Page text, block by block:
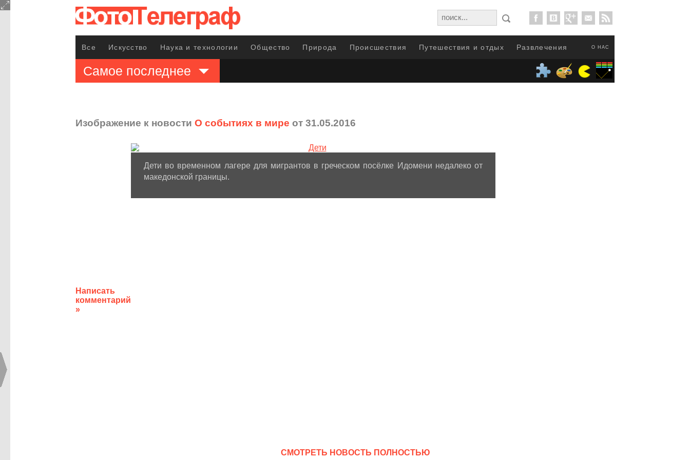
О НАС
Все Искусство Наука и технологии Общество Природа Происшествия Путешествия и отдых Развлечения
Самое последнее
Изображение к новости О событиях в мире от 31.05.2016
Написать
комментарий
»
Дети во временном лагере для мигрантов в греческом посёлке Идомени недалеко от
македонской границы.
CМОТРЕТЬ НОВОСТЬ ПОЛНОСТЬЮ